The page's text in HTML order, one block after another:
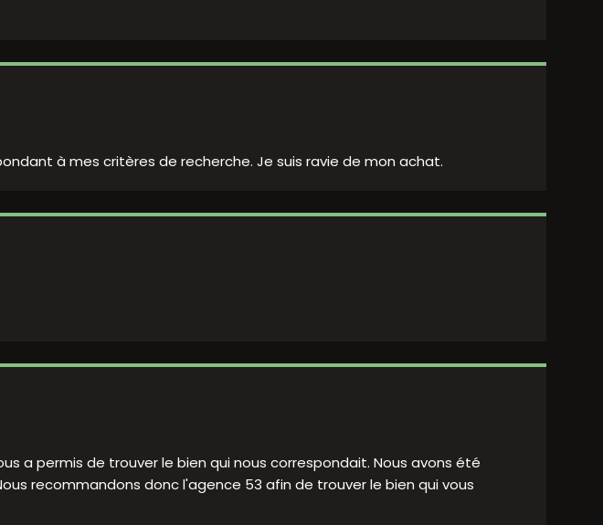
à mes critères de recherche. Je suis ravie de mon achat.
a permis de trouver le bien qui nous correspondait. Nous avons été
recommandons donc l'agence 53 afin de trouver le bien qui vous